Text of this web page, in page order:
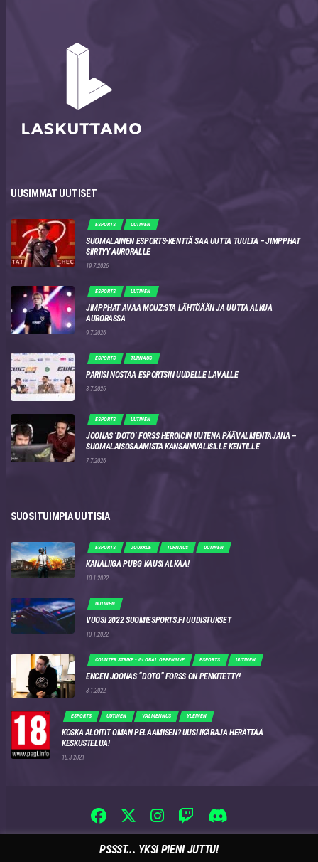
UUSIMMAT UUTISET
ESPORTS UUTINEN
SUOMALAINEN ESPORTS-KENTTÄ SAA UUTTA TUULTA – JIMPPHAT
SIIRTYY AURORALLE
19.7.2026
ESPORTS UUTINEN
JIMPPHAT AVAA MOUZ:STA LÄHTÖÄÄN JA UUTTA ALKUA
AURORASSA
9.7.2026
ESPORTS TURNAUS
PARIISI NOSTAA ESPORTSIN UUDELLE LAVALLE
8.7.2026
ESPORTS UUTINEN
JOONAS ‘DOTO’ FORSS HEROICIN UUTENA PÄÄVALMENTAJANA –
SUOMALAISOSAAMISTA KANSAINVÄLISILLE KENTILLE
7.7.2026
SUOSITUIMPIA UUTISIA
ESPORTS JOUKKUE TURNAUS UUTINEN
KANALIIGA PUBG KAUSI ALKAA!
10.1.2022
UUTINEN
VUOSI 2022 SUOMIESPORTS.FI UUDISTUKSET
10.1.2022
COUNTER STRIKE - GLOBAL OFFENSIVE ESPORTS UUTINEN
ENCEN JOONAS “DOTO” FORSS ON PENKITETTY!
8.1.2022
ESPORTS UUTINEN VALMENNUS YLEINEN
KOSKA ALOITIT OMAN PELAAMISEN? UUSI IKÄRAJA HERÄTTÄÄ
KESKUSTELUA!
18.3.2021
PSSST... YKSI PIENI JUTTU!